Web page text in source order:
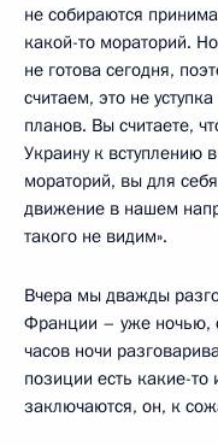
не собираются
какой-то мораторий.
не готова сегодня,
считаем, это не
планов. Вы считаете,
Украину к вступлению
мораторий, вы для
движение в нашем
такого не видим».
Вчера мы дважды
Франции – уже ночью,
часов ночи
позиции есть какие-
заключаются, он, к